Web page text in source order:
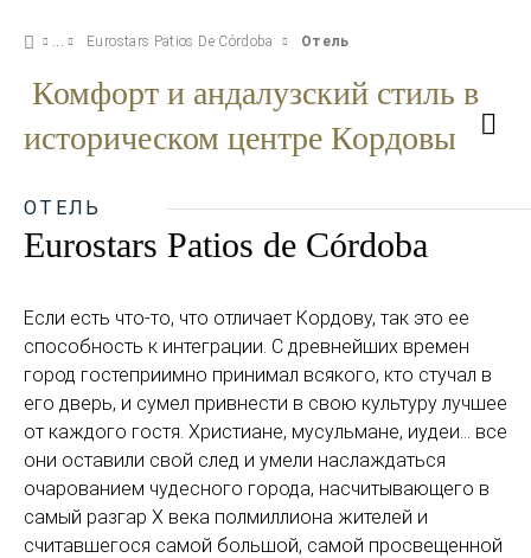
Eurostars Patios De Córdoba Отель
Комфорт и андалузский стиль в
историческом центре Кордовы
ОТЕЛЬ
Eurostars Patios de Córdoba
Если есть что-то, что отличает Кордову, так это ее
способность к интеграции. С древнейших времен
город гостеприимно принимал всякого, кто стучал в
его дверь, и сумел привнести в свою культуру лучшее
от каждого гостя. Христиане, мусульмане, иудеи... все
они оставили свой след и умели наслаждаться
очарованием чудесного города, насчитывающего в
самый разгар Х века полмиллиона жителей и
считавшегося самой большой, самой просвещенной